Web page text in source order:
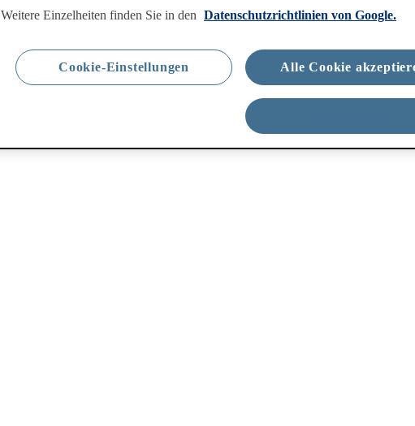
Weitere Einzelheiten finden Sie in den Datenschutzrichtlinien von Google.
Alle Cookie
Cookie-Einstellungen